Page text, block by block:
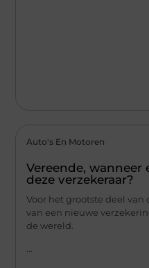
Auto's En Motoren
Vereende, wanneer
deze verzekeraar?
Voor het grootste deel
van een nieuwe
de wereld.